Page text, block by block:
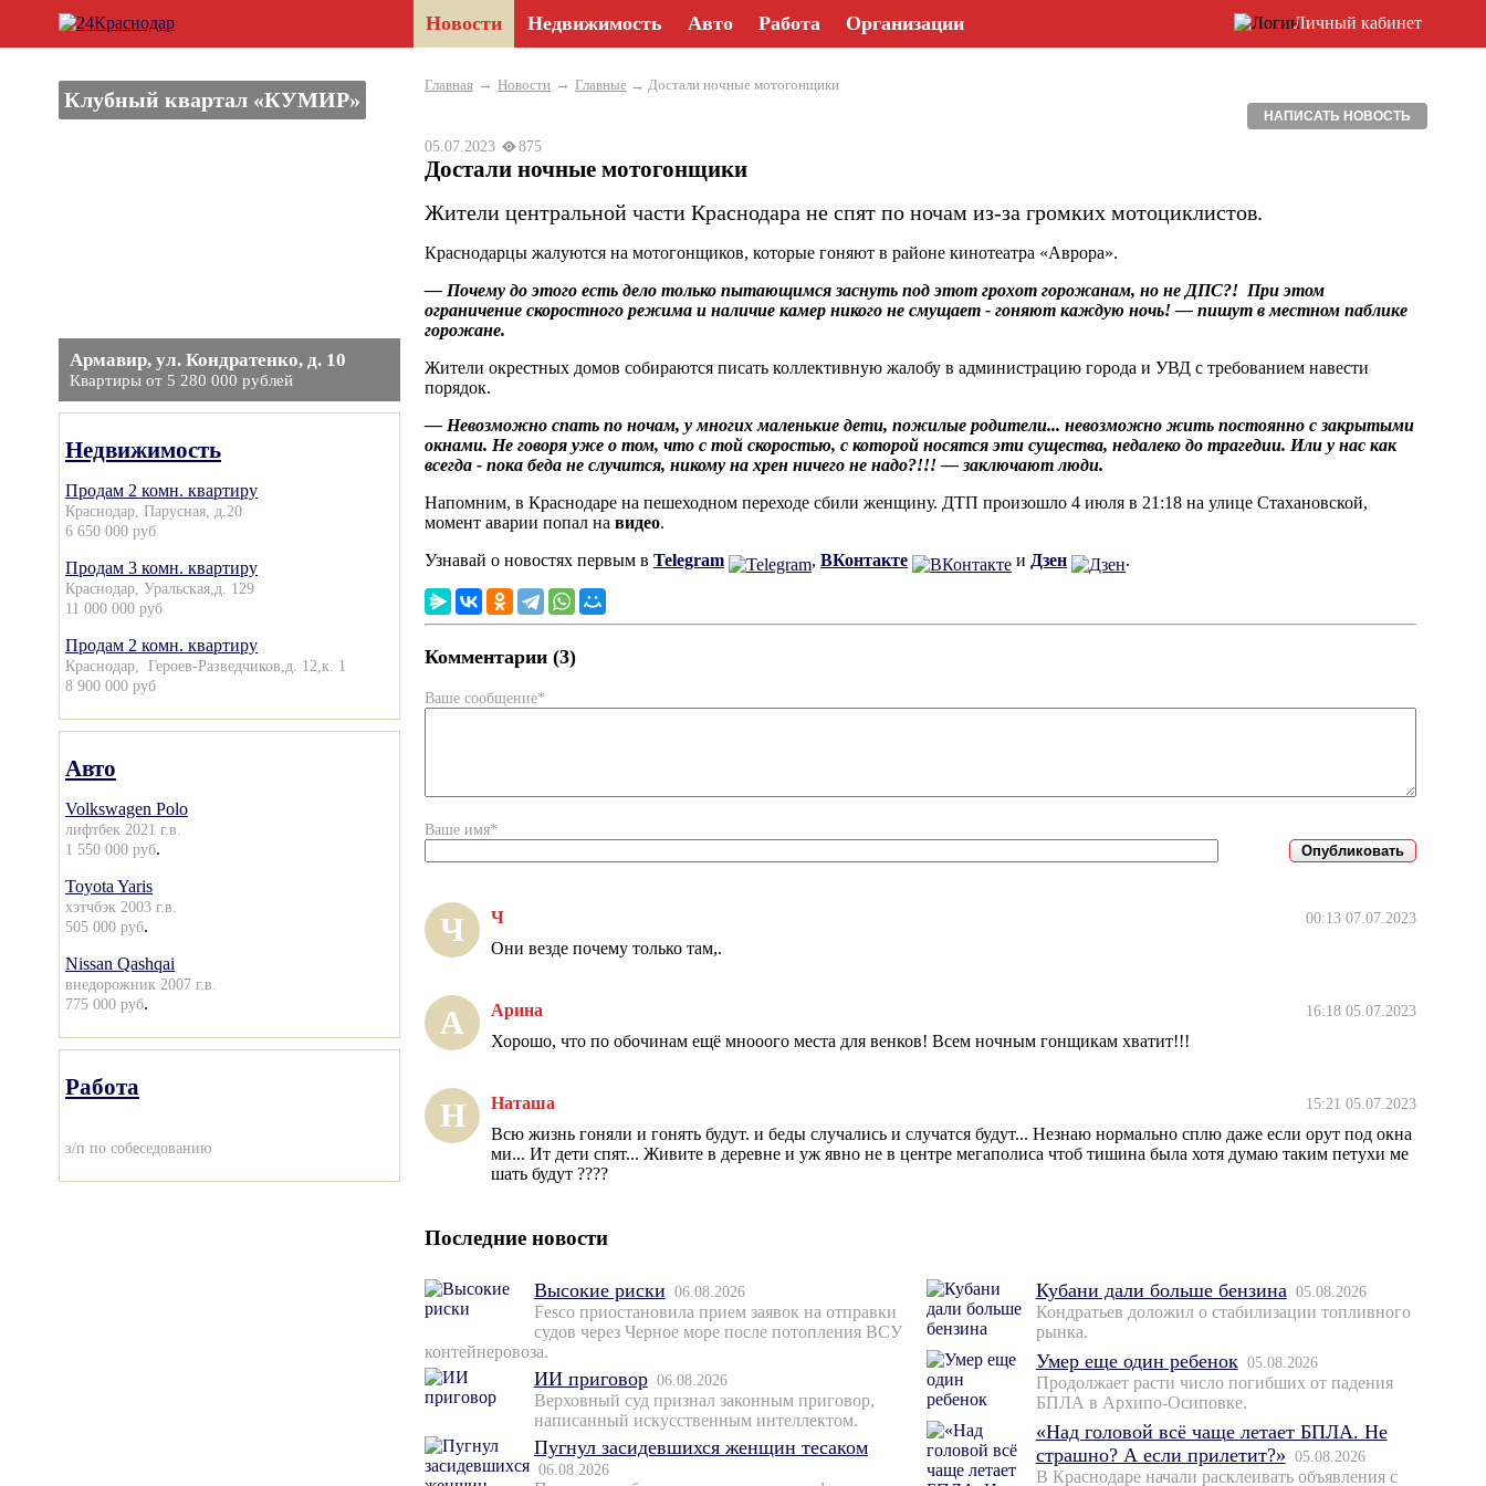
Новости Недвижимость Авто Работа Организации Личный кабинет
Клубный квартал «КУМИР»
Армавир, ул. Кондратенко, д. 10
Квартиры от 5 280 000 рублей
Недвижимость
Продам 2 комн. квартиру
Краснодар, Парусная, д.20
6 650 000 руб
Продам 3 комн. квартиру
Краснодар, Уральская,д. 129
11 000 000 руб
Продам 2 комн. квартиру
Краснодар, Героев-Разведчиков,д. 12,к. 1
8 900 000 руб
Авто
Volkswagen Polo
лифтбек 2021 г.в.
1 550 000 руб.
Toyota Yaris
хэтчбэк 2003 г.в.
505 000 руб.
Nissan Qashqai
внедорожник 2007 г.в.
775 000 руб.
Работа
з/п по собеседованию
Главная → Новости → Главные → Достали ночные мотогонщики
НАПИСАТЬ НОВОСТЬ
05.07.2023 875
Достали ночные мотогонщики
Жители центральной части Краснодара не спят по ночам из-за громких мотоциклистов.
Краснодарцы жалуются на мотогонщиков, которые гоняют в районе кинотеатра «Аврора».
— Почему до этого есть дело только пытающимся заснуть под этот грохот горожанам, но не ДПС?! При этом
ограничение скоростного режима и наличие камер никого не смущает - гоняют каждую ночь! — пишут в местном паблике
горожане.
Жители окрестных домов собираются писать коллективную жалобу в администрацию города и УВД с требованием навести
порядок.
— Невозможно спать по ночам, у многих маленькие дети, пожилые родители... невозможно жить постоянно с закрытыми
окнами. Не говоря уже о том, что с той скоростью, с которой носятся эти существа, недалеко до трагедии. Или у нас как
всегда - пока беда не случится, никому на хрен ничего не надо?!!! — заключают люди.
Напомним, в Краснодаре на пешеходном переходе сбили женщину. ДТП произошло 4 июля в 21:18 на улице Стахановской,
момент аварии попал на видео.
Узнавай о новостях первым в Telegram , ВКонтакте и Дзен .
Комментарии (3)
Ваше сообщение*
Ваше имя*
Ч Ч 00:13 07.07.2023
Они везде почему только там,.
А Арина 16:18 05.07.2023
Хорошо, что по обочинам ещё мнооого места для венков! Всем ночным гонщикам хватит!!!
Н Наташа 15:21 05.07.2023
Всю жизнь гоняли и гонять будут. и беды случались и случатся будут... Незнаю нормально сплю даже если орут под окна
ми... Ит дети спят... Живите в деревне и уж явно не в центре мегаполиса чтоб тишина была хотя думаю таким петухи ме
шать будут ????
Последние новости
Высокие риски 06.08.2026
Fesco приостановила прием заявок на отправки
судов через Черное море после потопления ВСУ
контейнеровоза.
ИИ приговор 06.08.2026
Верховный суд признал законным приговор,
написанный искусственным интеллектом.
Пугнул засидевшихся женщин тесаком
06.08.2026
Кубани дали больше бензина 05.08.2026
Кондратьев доложил о стабилизации топливного
рынка.
Умер еще один ребенок 05.08.2026
Продолжает расти число погибших от падения
БПЛА в Архипо-Осиповке.
«Над головой всё чаще летает БПЛА. Не
страшно? А если прилетит?» 05.08.2026
В Краснодаре начали расклеивать объявления с